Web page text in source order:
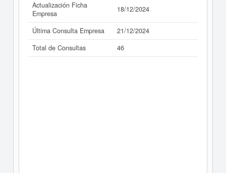
Actualización Ficha
Empresa
18/12/2024
Última Consulta Empresa
21/12/2024
Total de Consultas
46